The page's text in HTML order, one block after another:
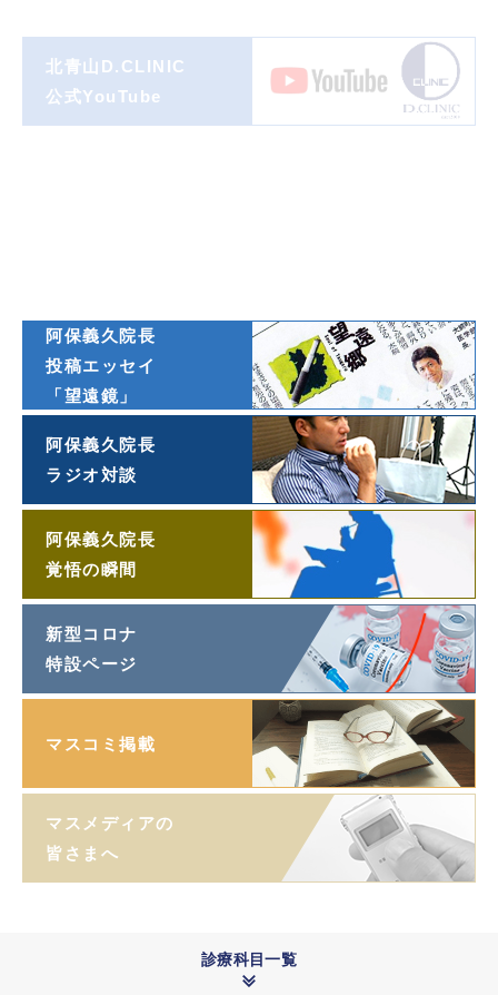
北青山D.CLINIC
公式YouTube
阿保義久院長
投稿エッセイ
「望遠鏡」
阿保義久院長
ラジオ対談
阿保義久院長
覚悟の瞬間
新型コロナ
特設ページ
マスコミ掲載
マスメディアの
皆さまへ
診療科目一覧